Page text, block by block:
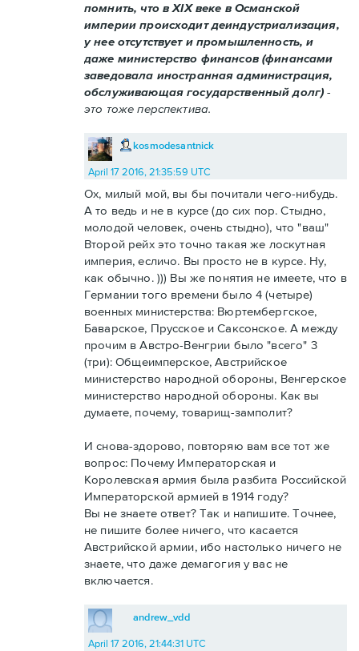
помнить, что в XIX веке в Османской
империи происходит деиндустриализация,
у нее отсутствует и промышленность, и
даже министерство финансов (финансами
заведовала иностранная администрация,
обслуживающая государственный долг)-
это тоже перспектива.
kosmodesantnick
April 17 2016, 21:35:59 UTC
Ох, милый мой, вы бы почитали чего-нибудь.
А то ведь и не в курсе (до сих пор. Стыдно,
молодой человек, очень стыдно), что "ваш"
Второй рейх это точно такая же лоскутная
империя, есличо. Вы просто не в курсе. Ну,
как обычно. ))) Вы же понятия не имеете, что в
Германии того времени было 4 (четыре)
военных министерства: Вюртембергское,
Баварское, Прусское и Саксонское. А между
прочим в Австро-Венгрии было "всего" 3
(три): Общеимперское, Австрийское
министерство народной обороны, Венгерское
министерство народной обороны. Как вы
думаете, почему, товарищ-замполит?
И снова-здорово, повторяю вам все тот же
вопрос: Почему Императорская и
Королевская армия была разбита Российской
Императорской армией в 1914 году?
Вы не знаете ответ? Так и напишите. Точнее,
не пишите более ничего, что касается
Австрийской армии, ибо настолько ничего не
знаете, что даже демагогия у вас не
включается.
andrew_vdd
April 17 2016, 21:44:31 UTC